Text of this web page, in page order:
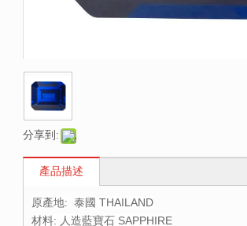
分享到:
產品描述
原產地: 泰國 THAILAND
材料: 人造藍寶石 SAPPHIRE